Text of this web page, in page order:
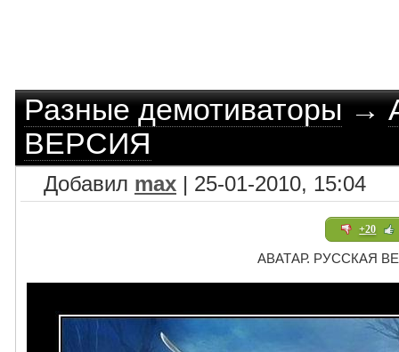
Разные демотиваторы→
ВЕРСИЯ
Добавил max | 25-01-2010, 15:04
+20
АВАТАР. РУССКАЯ